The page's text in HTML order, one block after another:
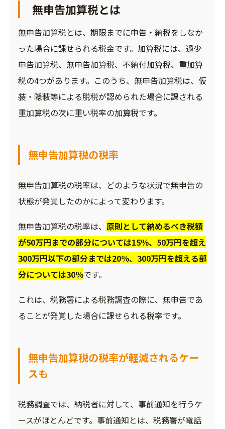
無申告加算税とは
無申告加算税とは、期限までに申告・納税をしなか
った場合に課せられる税金です。加算税には、過少
申告加算税、無申告加算税、不納付加算税、重加算
税の4つがあります。このうち、無申告加算税は、仮
装・隠蔽等による脱税が認められた場合に課される
重加算税の次に重い税率の加算税です。
無申告加算税の税率
無申告加算税の税率は、どのような状況で無申告の
状態が発覚したのかによって変わります。
無申告加算税の税率は、 原則として納めるべき税額
が50万円までの部分については15％、50万円を超え
300万円以下の部分までは20％、300万円を超える部
分については30％です。
これは、税務署による税務調査の際に、無申告であ
ることが発覚した場合に課せられる税率です。
無申告加算税の税率が軽減されるケー
スも
税務調査では、納税者に対して、事前通知を行うケ
ースがほとんどです。事前通知とは、税務署が電話